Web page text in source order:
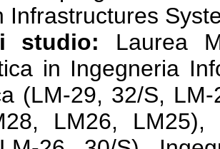
Infrastructures
studio:
Laurea
in Ingegneria
(LM-29, 32/S,
LM26, LM25),